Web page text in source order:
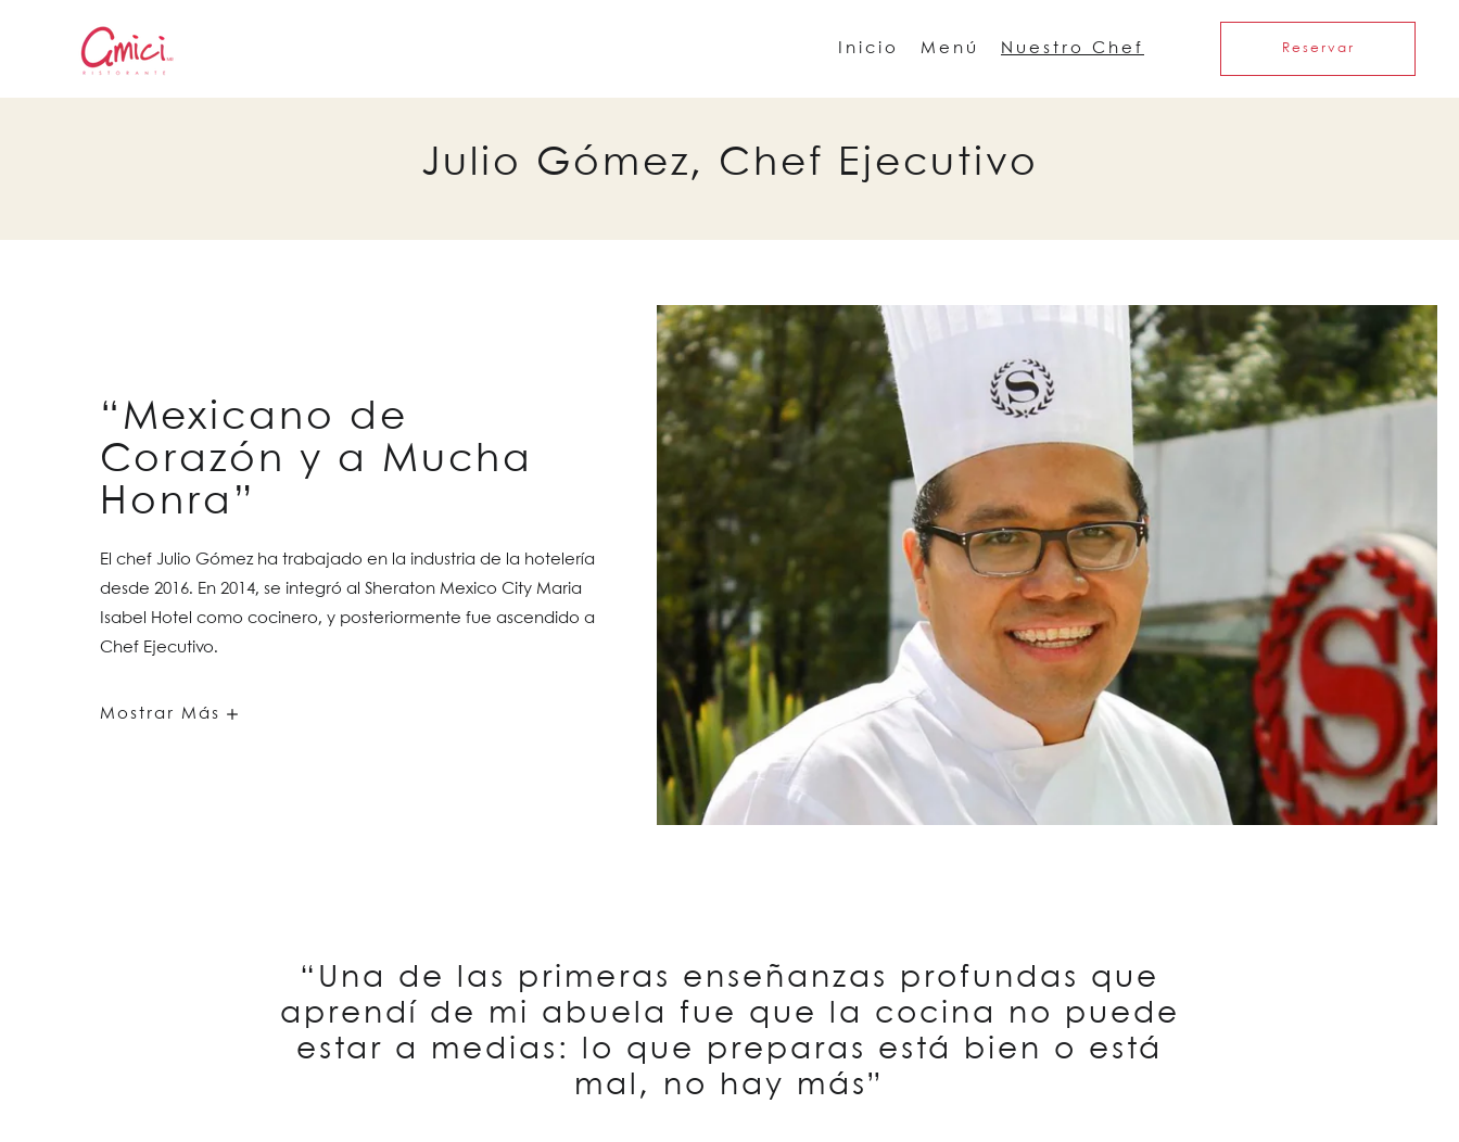
Inicio
Menú Nuestro Chef Reservar
Julio Gómez, Chef Ejecutivo
“Mexicano de
Corazón y a Mucha
Honra”
El chef Julio Gómez ha trabajado en la industria de la hotelería
desde 2016. En 2014, se integró al Sheraton Mexico City Maria
Isabel Hotel como cocinero, y posteriormente fue ascendido a
Chef Ejecutivo.
Mostrar Más
“Mexicano
“Una de las primeras enseñanzas profundas que
aprendí de mi abuela fue que la cocina no puede
estar a medias: lo que preparas está bien o está
mal, no hay más”